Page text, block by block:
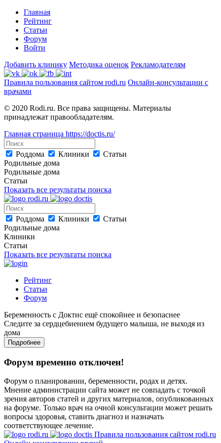
Главная
Рейтинг
Статьи
Форум
Войти
Добавить клинику Методика оценок Рекламодателям
Правила пользования сайтом rodi.ru Онлайн-консультации с
врачами
© 2020 Rodi.ru. Все права защищены. Материалы
принадлежат правообладателям.
Главная страница https://doctis.ru/
Роддома Клиники
Статьи
Родильные дома
Родильные дома
Статьи
Показать все результаты поиска
Роддома Клиники
Статьи
Родильные дома
Клиники
Статьи
Показать все результаты поиска
Рейтинг
Статьи
Форум
Беременность с Доктис ещё спокойнее и безопаснее
Следите за сердцебиением будущего малыша, не выходя из
дома
Подробнее
Форум временно отключен!
Форум о планировании, беременности, родах и детях.
Мнение администрации сайта может не совпадать с точкой
зрения авторов статей и других материалов, опубликованных
на форуме. Только врач на очной консультации может решать
вопросы здоровья, ставить диагноз и назначать
соответствующее лечение.
Правила пользования сайтом rodi.ru